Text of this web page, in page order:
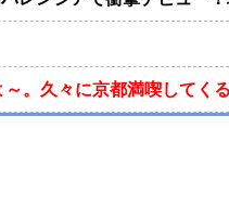
。久々に京都満喫してくる